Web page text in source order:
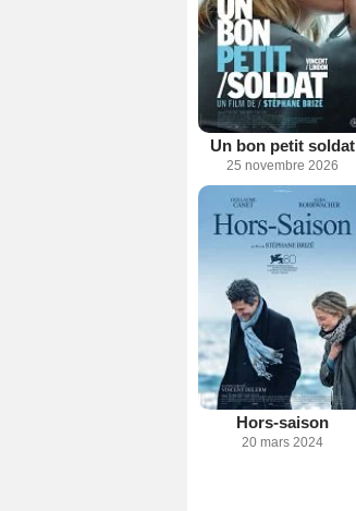
Un bon petit soldat
25 novembre 2026
Hors-saison
20 mars 2024